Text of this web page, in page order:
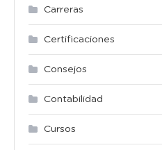
Carreras
Certificaciones
Consejos
Contabilidad
Cursos